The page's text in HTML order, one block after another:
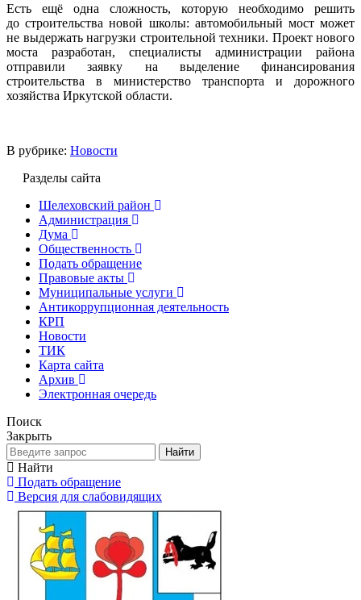
Есть ещё одна сложность, которую необходимо решить
до строительства новой школы: автомобильный мост может
не выдержать нагрузки строительной техники. Проект нового
моста разработан, специалисты администрации района
отправили заявку на выделение финансирования
строительства в министерство транспорта и дорожного
хозяйства Иркутской области.
В рубрике: Новости
Разделы сайта
Шелеховский район
Администрация
Дума
Общественность
Подать обращение
Правовые акты
Муниципальные услуги
Антикоррупционная деятельность
КРП
Новости
ТИК
Карта сайта
Архив
Электронная очередь
Поиск
Закрыть
Найти
Найти
Подать обращение
Версия для слабовидящих